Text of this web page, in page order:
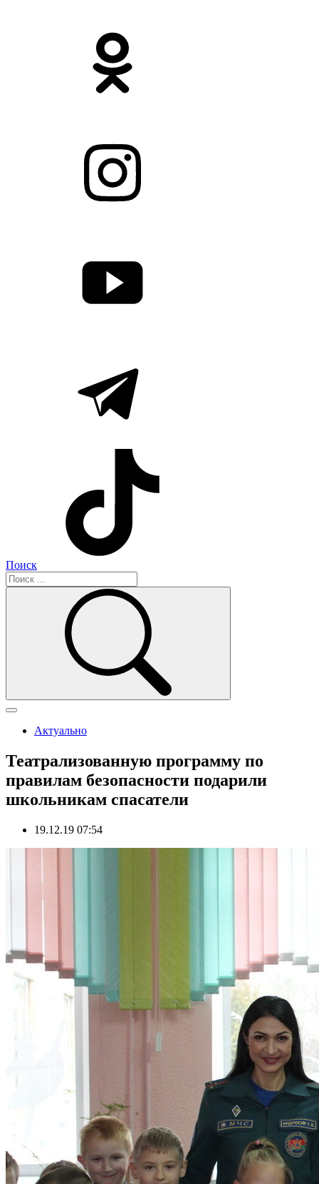
Поиск
Актуально
Театрализованную программу по
правилам безопасности подарили
школьникам спасатели
19.12.19 07:54